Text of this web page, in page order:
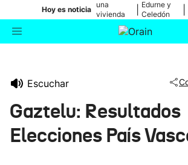
Hoy es noticia
una
vivienda
de Bilbao
Edurne y
Celedón
Cultura
Escuchar
Gaztelu: Resultados
Elecciones País